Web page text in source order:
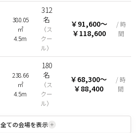
380.05
㎡
4.5m
312
名
（ス
クー
ル）
￥91,600〜
￥118,600
/ 時
間
238.66
㎡
4.5m
180
名
（ス
クー
ル）
￥68,300〜
￥88,400
/ 時
間
全ての会場を表示